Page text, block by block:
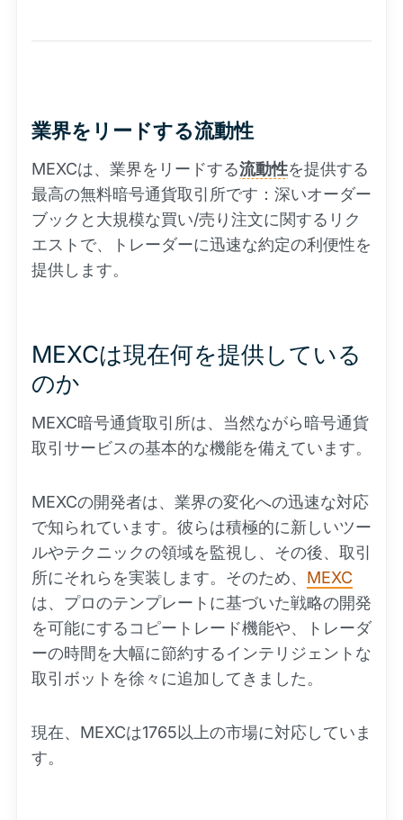
業界をリードする流動性
MEXCは、業界をリードする流動性を提供する
最高の無料暗号通貨取引所です：深いオーダー
ブックと大規模な買い/売り注文に関するリク
エストで、トレーダーに迅速な約定の利便性を
提供します。
MEXCは現在何を提供している
のか
MEXC暗号通貨取引所は、当然ながら暗号通貨
取引サービスの基本的な機能を備えています。
MEXCの開発者は、業界の変化への迅速な対応
で知られています。彼らは積極的に新しいツー
ルやテクニックの領域を監視し、その後、取引
所にそれらを実装します。そのため、 MEXC
は、プロのテンプレートに基づいた戦略の開発
を可能にするコピートレード機能や、トレーダ
ーの時間を大幅に節約するインテリジェントな
取引ボットを徐々に追加してきました。
現在、MEXCは1765以上の市場に対応していま
す。